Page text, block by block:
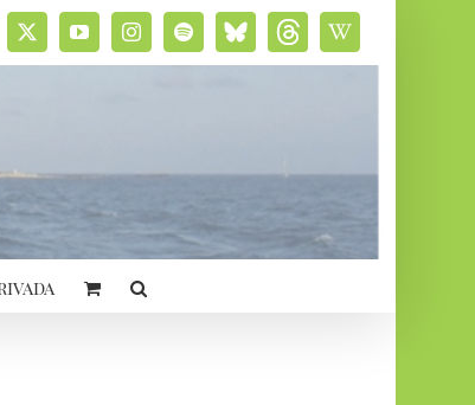
X YouTubeInstagramSpotifyBluesky
social
ThreadsWikipedia